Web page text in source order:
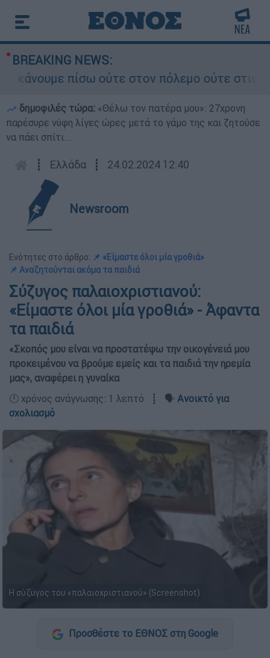
BREAKING NEWS:
πίσω ούτε στον πόλεμο ούτε στις
δημοφιλές τώρα: «Θέλω τον πατέρα μου»: 27χρονη
παρέσυρε νύφη λίγες ώρες μετά το γάμο της και ζητούσε
να πάει σπίτι...
┋ Ελλάδα ┋ 24.02.2024 12:40
Newsroom
Ενότητες στο άρθρο: 📌 «Είμαστε όλοι μία γροθιά»
📌 Αναζητούνται ακόμα τα παιδιά
Σύζυγος παλαιοχριστιανού:
«Είμαστε όλοι μία γροθιά» - Άφαντα
τα παιδιά
«Σκοπός μου είναι να προστατέψω την οικογένειά μου
προκειμένου να βρούμε εμείς και τα παιδιά την ηρεμία
μας», αναφέρει η γυναίκα
🕛 χρόνος ανάγνωσης: 1 λεπτό ┋ 🗣️ Ανοικτό για
σχολιασμό
Η σύζυγος του «παλαιοχριστιανού» (Screenshot)
Προσθέστε το ΕΘΝΟΣ στη Google